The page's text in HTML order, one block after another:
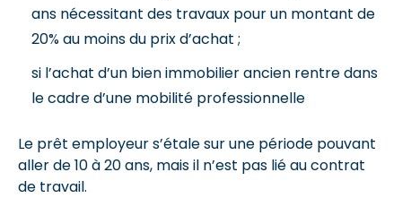
ans nécessitant des travaux pour un montant de
20% au moins du prix d’achat ;
si l’achat d’un bien immobilier ancien rentre dans
le cadre d’une mobilité professionnelle
Le prêt employeur s’étale sur une période pouvant
aller de 10 à 20 ans, mais il n’est pas lié au contrat
de travail.